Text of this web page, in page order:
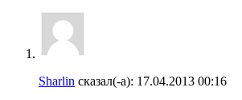
Sharlin сказал(-а): 17.04.2013 00:16